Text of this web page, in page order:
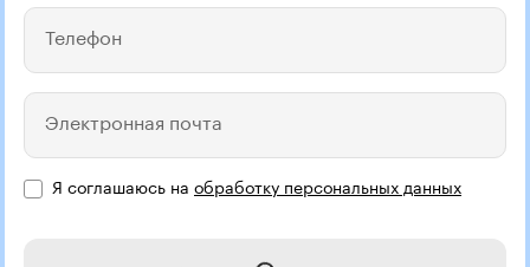
Телефон
Электронная почта
Я соглашаюсь на обработку персональных данных